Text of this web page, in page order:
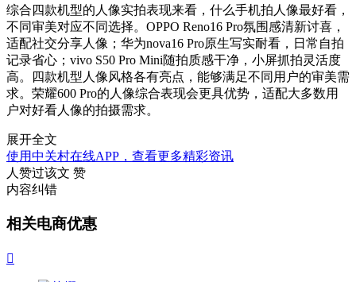
综合四款机型的人像实拍表现来看，什么手机拍人像最好看，
不同审美对应不同选择。OPPO Reno16 Pro氛围感清新讨喜，
适配社交分享人像；华为nova16 Pro原生写实耐看，日常自拍
记录省心；vivo S50 Pro Mini随拍质感干净，小屏抓拍灵活度
高。四款机型人像风格各有亮点，能够满足不同用户的审美需
求。荣耀600 Pro的人像综合表现会更具优势，适配大多数用
户对好看人像的拍摄需求。
展开全文
使用中关村在线APP，查看更多精彩资讯
人赞过该文 赞
内容纠错
相关电商优惠
